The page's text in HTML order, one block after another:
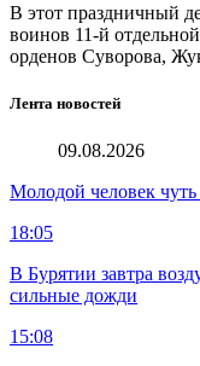
В этот праздничный
воинов 11-й
орденов Суворова,
Лента новостей
09.08.2026
Молодой человек
18:05
В Бурятии завтра
сильные дожди
15:08